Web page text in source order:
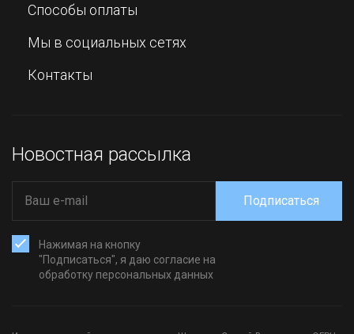
Способы оплаты
Мы в социальных сетях
Контакты
Новостная рассылка
Нажимая на кнопку
"Подписаться", я даю согласие на
обработку персональных данных
Подписаться